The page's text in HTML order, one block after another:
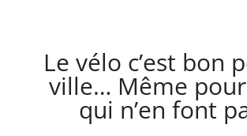
Le vélo c’est bon
ville… Même
qui n’en font